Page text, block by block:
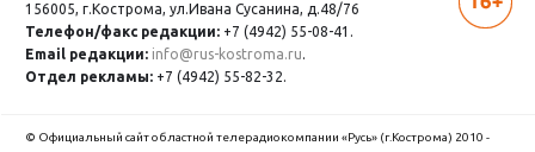
156005, г.Кострома, ул.Ивана Сусанина, д.48/76
Телефон/факс редакции: +7 (4942) 55-08-41.
Email редакции: info@rus-kostroma.ru.
Отдел рекламы: +7 (4942) 55-82-32.
© Официальный сайт областной телерадиокомпании «Русь» (г.Кострома) 2010 -